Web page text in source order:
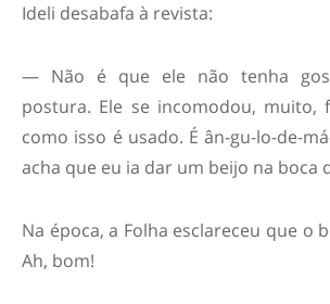
Ideli desabafa à revista:
— Não é que ele não tenha
postura. Ele se incomodou, muito,
como isso é usado. É ân-gu-lo-de-
acha que eu ia dar um beijo na boca
Na época, a Folha esclareceu que o
Ah, bom!